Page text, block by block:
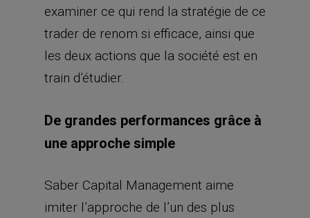
examiner ce qui rend la stratégie de ce
trader de renom si efficace, ainsi que
les deux actions que la société est en
train d’étudier.
De grandes performances grâce à
une approche simple
Saber Capital Management aime
imiter l’approche de l’un des plus